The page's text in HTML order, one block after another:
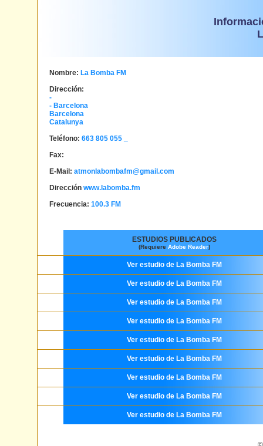
Nombre: La Bomba FM
Dirección:
-
- Barcelona
Barcelona
Catalunya
Teléfono: 663 805 055 _
Fax:
E-Mail: atmonlabombafm@gmail.com
Dirección www.labomba.fm
Frecuencia: 100.3 FM
ESTUDIOS PUBLICADOS
(Requiere Adobe Reader)
Ver estudio de La Bomba FM
Ver estudio de La Bomba FM
Ver estudio de La Bomba FM
Ver estudio de La Bomba FM
Ver estudio de La Bomba FM
Ver estudio de La Bomba FM
Ver estudio de La Bomba FM
Ver estudio de La Bomba FM
Ver estudio de La Bomba FM